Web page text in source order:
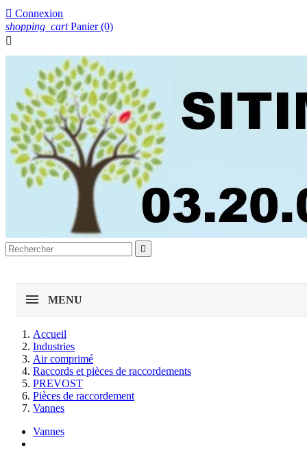
 Connexion
shopping_cart Panier (0)


MENU
Accueil
Industries
Air comprimé
Raccords et pièces de raccordements
PREVOST
Pièces de raccordement
Vannes
Vannes